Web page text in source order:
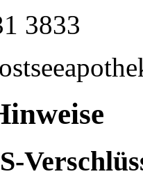
3833